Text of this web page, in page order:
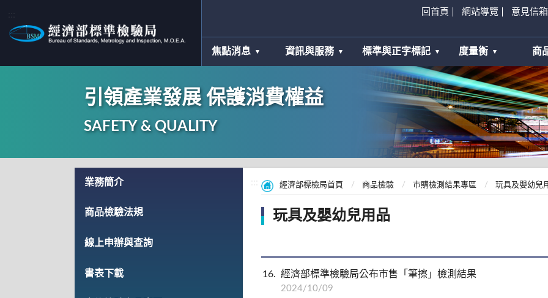
回首頁 網站導覽 意見信箱
焦點消息 資訊與服務 標準與正字標記 度量衡 商
引領產業發展 保護消費權益
SAFETY & QUALITY
業務簡介
商品檢驗法規
線上申辦與查詢
書表下載
經濟部標檢局首頁 商品檢驗 市購檢測結果專區 玩具及嬰幼兒
玩具及嬰幼兒用品
16 經濟部標準檢驗局公布市售「筆擦」檢測結果
2024/10/09